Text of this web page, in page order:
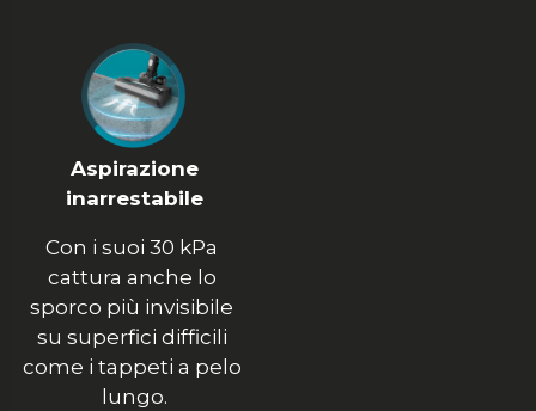
Aspirazione
inarrestabile
Con i suoi 30 kPa
cattura anche lo
sporco più invisibile
su superfici difficili
come i tappeti a pelo
lungo.